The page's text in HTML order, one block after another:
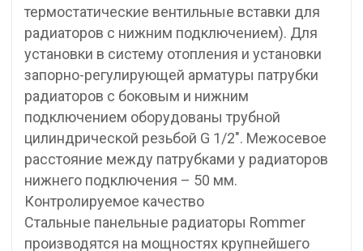
термостатические вентильные вставки для
радиаторов с нижним подключением). Для
установки в систему отопления и установки
запорно-регулирующей арматуры патрубки
радиаторов с боковым и нижним
подключением оборудованы трубной
цилиндрической резьбой G 1/2″. Межосевое
расстояние между патрубками у радиаторов
нижнего подключения – 50 мм.
Контролируемое качество
Стальные панельные радиаторы Rommer
производятся на мощностях крупнейшего